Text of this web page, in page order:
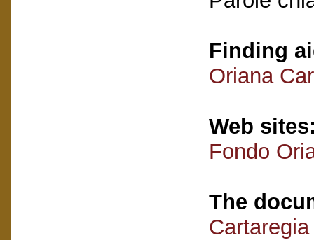
Finding
Oriana
Web
Fondo
The